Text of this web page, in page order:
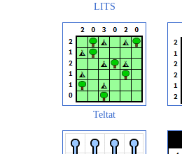
LITS
Teltat